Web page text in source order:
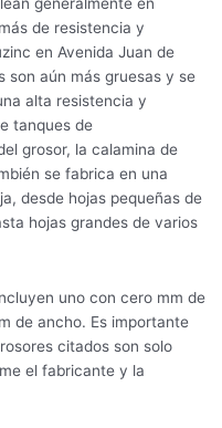
de resistencia y
en Avenida Juan de
son aún más gruesas y se
alta resistencia y
tanques de
grosor, la calamina de
se fabrica en una
desde hojas pequeñas de
hojas grandes de varios
uno con cero mm de
de ancho. Es importante
citados son solo
el fabricante y la